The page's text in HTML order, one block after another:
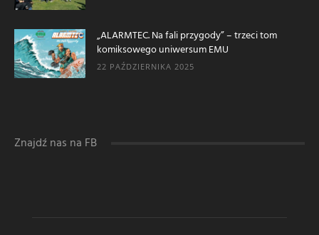
„ALARMTEC. Na fali przygody” – trzeci tom
komiksowego uniwersum EMU
22 PAŹDZIERNIKA 2025
Znajdź nas na FB